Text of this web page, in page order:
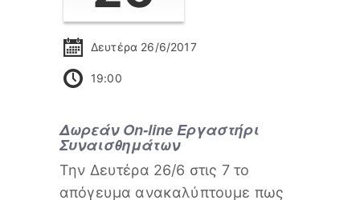
Δευτέρα 26/6/2017
19:00
Δωρεάν On-line Εργαστήρι
Συναισθημάτων
Την Δευτέρα 26/6 στις 7 το
απόγευμα ανακαλύπτουμε πως